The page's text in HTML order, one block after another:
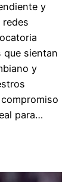
y
que sientan
y
para…